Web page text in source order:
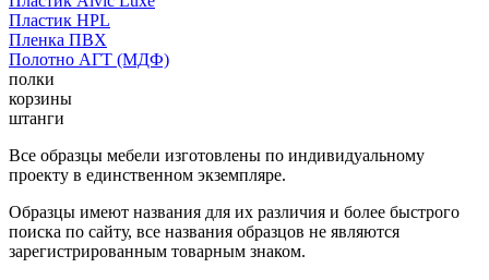
Пластик HPL
Пленка ПВХ
Полотно АГТ (МДФ)
полки
корзины
штанги
Все образцы мебели изготовлены по индивидуальному
проекту в единственном экземпляре.
Образцы имеют названия для их различия и более быстрого
поиска по сайту, все названия образцов не являются
зарегистрированным товарным знаком.